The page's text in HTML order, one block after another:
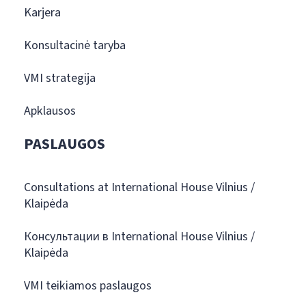
Karjera
Konsultacinė taryba
VMI strategija
Apklausos
PASLAUGOS
Consultations at International House Vilnius /
Klaipėda
Консультации в International House Vilnius /
Klaipėda
VMI teikiamos paslaugos